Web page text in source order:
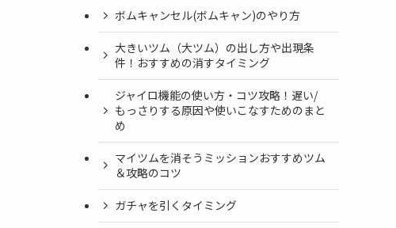
ボムキャンセル(ボムキャン)のやり方
大きいツム（大ツム）の出し方や出現条
件！おすすめの消すタイミング
ジャイロ機能の使い方・コツ攻略！遅い/
もっさりする原因や使いこなすためのまと
め
マイツムを消そうミッションおすすめツム
＆攻略のコツ
ガチャを引くタイミング